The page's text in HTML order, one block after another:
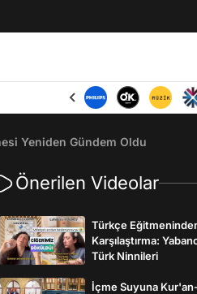
Yeniden Gündem Oldu
Önerilen Videolar
Türkçe
Karşılaştırma:
Türk Ninnileri
İçme Suyuna Kur'an-